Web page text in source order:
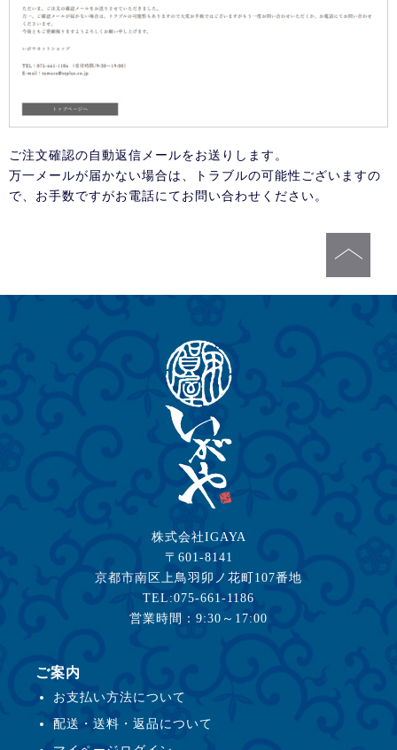
ご注文確認の自動返信メールをお送りします。
万一メールが届かない場合は、トラブルの可能性ございますの
で、お手数ですがお電話にてお問い合わせください。
株式会社IGAYA
〒601-8141
京都市南区上鳥羽卯ノ花町107番地
TEL:075-661-1186
営業時間：9:30～17:00
ご案内
お支払い方法について
配送・送料・返品について